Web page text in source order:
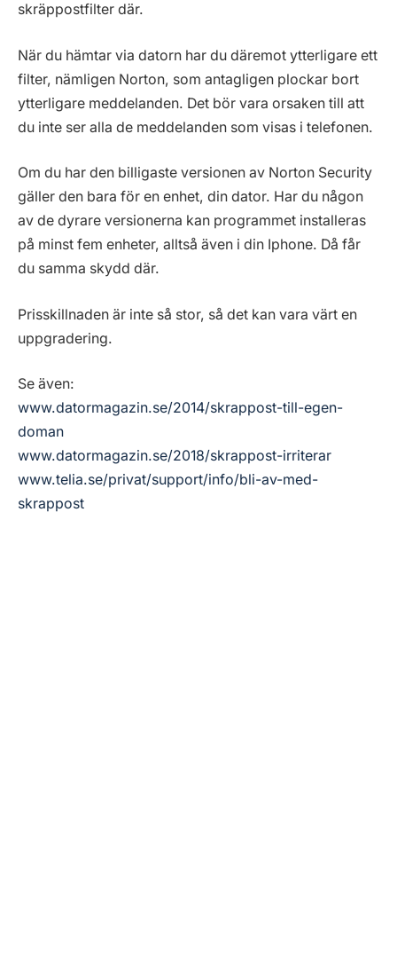
skräppostfilter där.
När du hämtar via datorn har du däremot ytterligare ett
filter, nämligen Norton, som antagligen plockar bort
ytterligare meddelanden. Det bör vara orsaken till att
du inte ser alla de meddelanden som visas i telefonen.
Om du har den billigaste versionen av Norton Security
gäller den bara för en enhet, din dator. Har du någon
av de dyrare versionerna kan programmet installeras
på minst fem enheter, alltså även i din Iphone. Då får
du samma skydd där.
Prisskillnaden är inte så stor, så det kan vara värt en
uppgradering.
Se även:
www.datormagazin.se/2014/skrappost-till-egen-
doman
www.datormagazin.se/2018/skrappost-irriterar
www.telia.se/privat/support/info/bli-av-med-
skrappost